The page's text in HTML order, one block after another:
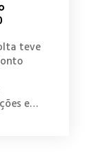
teve
e…